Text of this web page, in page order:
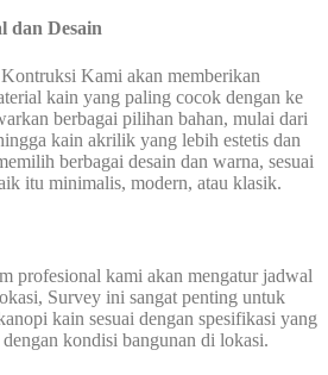
dan Desain
Kami akan memberikan
kain yang paling cocok dengan ke
berbagai pilihan bahan, mulai dari
kain akrilik yang lebih estetis dan
berbagai desain dan warna, sesuai
itu minimalis, modern, atau klasik.
profesional kami akan mengatur jadwal
Survey ini sangat penting untuk
kain sesuai dengan spesifikasi yang
kondisi bangunan di lokasi.